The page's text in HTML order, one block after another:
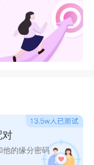
对
他的缘分密码